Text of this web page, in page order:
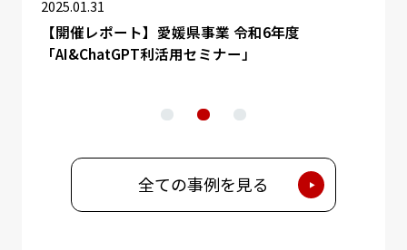
2025.01.31
【開催レポート】愛媛県事業 令和6年度
「AI&ChatGPT利活用セミナー」
全ての事例を見る